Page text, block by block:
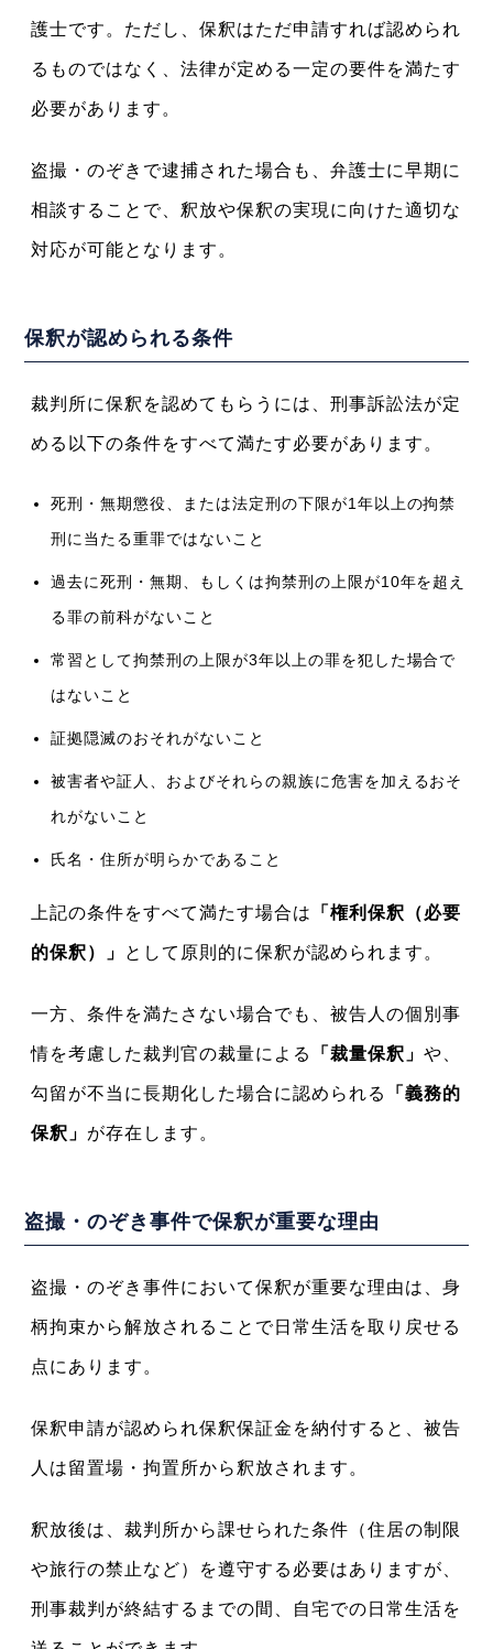
護士です。ただし、保釈はただ申請すれば認められ
るものではなく、法律が定める一定の要件を満たす
必要があります。
盗撮・のぞきで逮捕された場合も、弁護士に早期に
相談することで、釈放や保釈の実現に向けた適切な
対応が可能となります。
保釈が認められる条件
裁判所に保釈を認めてもらうには、刑事訴訟法が定
める以下の条件をすべて満たす必要があります。
死刑・無期懲役、または法定刑の下限が1年以上の拘禁
刑に当たる重罪ではないこと
過去に死刑・無期、もしくは拘禁刑の上限が10年を超え
る罪の前科がないこと
常習として拘禁刑の上限が3年以上の罪を犯した場合で
はないこと
証拠隠滅のおそれがないこと
被害者や証人、およびそれらの親族に危害を加えるおそ
れがないこと
氏名・住所が明らかであること
上記の条件をすべて満たす場合は 「権利保釈（必要
的保釈）」 として原則的に保釈が認められます。
一方、条件を満たさない場合でも、被告人の個別事
情を考慮した裁判官の裁量による 「裁量保釈」 や、
勾留が不当に長期化した場合に認められる 「義務的
保釈」 が存在します。
盗撮・のぞき事件で保釈が重要な理由
盗撮・のぞき事件において保釈が重要な理由は、身
柄拘束から解放されることで日常生活を取り戻せる
点にあります。
保釈申請が認められ保釈保証金を納付すると、被告
人は留置場・拘置所から釈放されます。
釈放後は、裁判所から課せられた条件（住居の制限
や旅行の禁止など）を遵守する必要はありますが、
刑事裁判が終結するまでの間、自宅での日常生活を